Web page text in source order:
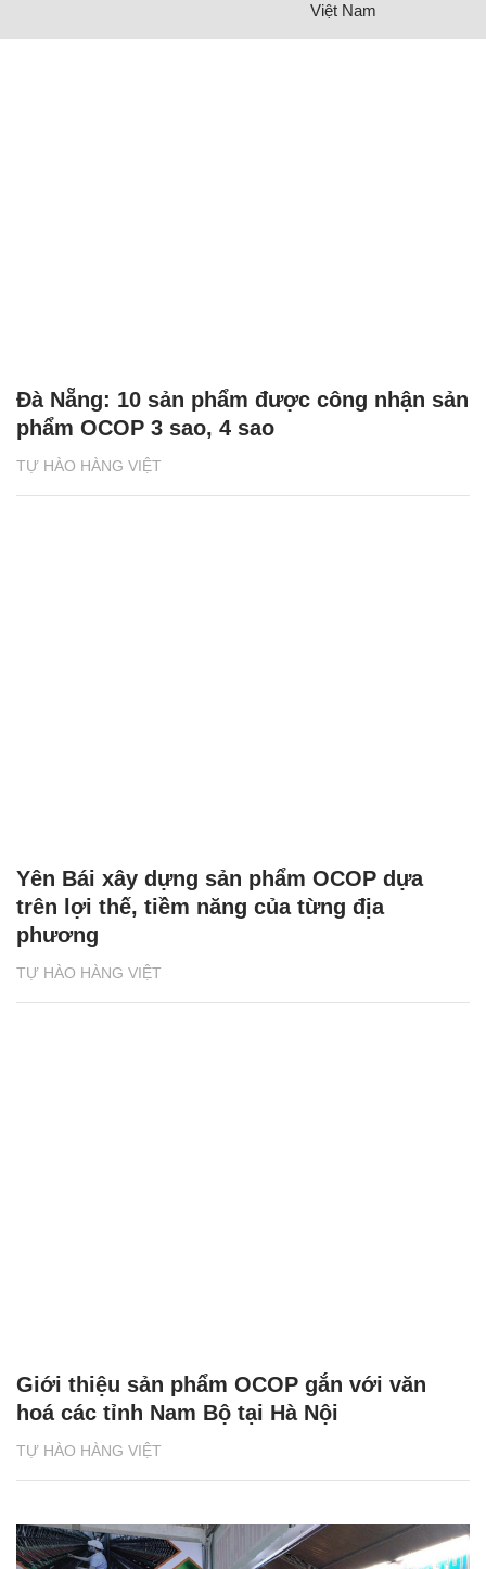
Việt Nam
TỰ HÀO HÀNG VIỆT
Đà Nẵng: 10 sản phẩm được công nhận sản
phẩm OCOP 3 sao, 4 sao
TỰ HÀO HÀNG VIỆT
Yên Bái xây dựng sản phẩm OCOP dựa
trên lợi thế, tiềm năng của từng địa
phương
TỰ HÀO HÀNG VIỆT
Giới thiệu sản phẩm OCOP gắn với văn
hoá các tỉnh Nam Bộ tại Hà Nội